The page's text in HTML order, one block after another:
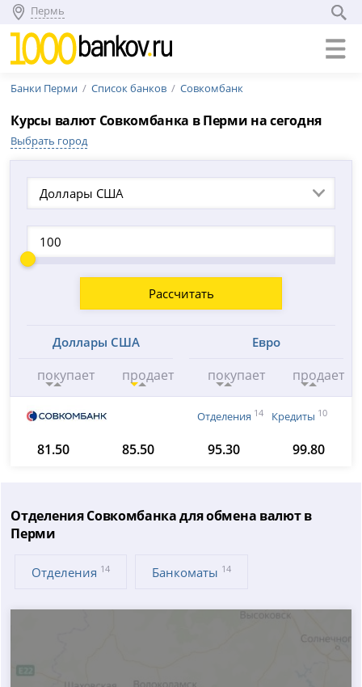
Пермь
Банки Перми Список банков Совкомбанк
Курсы валют Совкомбанка в Перми на сегодня
Выбрать город
Доллары США
Рассчитать
Доллары США
покупает продает
Евро
покупает продает
Отделения 14 Кредиты 10
81.50 85.50 95.30 99.80
Отделения Совкомбанка для обмена валют в
Перми
Отделения 14 Банкоматы 14